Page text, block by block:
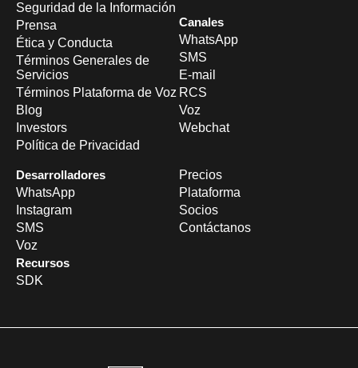
Seguridad de la Información
Prensa
Ética y Conducta
Términos Generales de
Servicios
Términos Plataforma de Voz
Blog
Investors
Política de Privacidad
Canales
WhatsApp
SMS
E-mail
RCS
Voz
Webchat
Desarrolladores
WhatsApp
Instagram
SMS
Voz
Recursos
SDK
Precios
Plataforma
Socios
Contáctanos